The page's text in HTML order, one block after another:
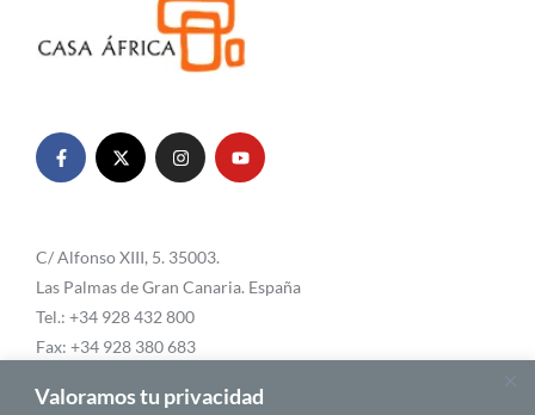
Valoramos tu privacidad
C/ Alfonso XIII, 5. 35003.
Las Palmas de Gran Canaria. España
Tel.: +34 928 432 800
Fax: +34 928 380 683